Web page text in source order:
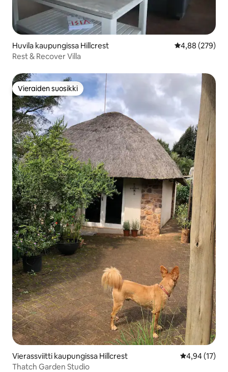
Huvila kaupungissa Hillcrest
4,88 (279)
Rest & Recover Villa
Vieraiden suosikki
Vieraiden suosikki
Vierassviitti kaupungissa Hillcrest
4,94 (17)
Thatch Garden Studio